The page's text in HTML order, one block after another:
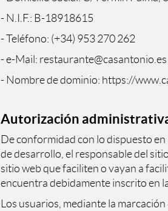
- N.I.F.: B-18918615
- Teléfono: (+34) 953 270 262
- e-Mail: restaurante@casantonio.es
- Nombre de dominio: https://
Autorización
De conformidad con lo dispuesto
de desarrollo, el responsable del
sitio web que faciliten o vayan a
encuentra debidamente inscrito en
Los usuarios, mediante la